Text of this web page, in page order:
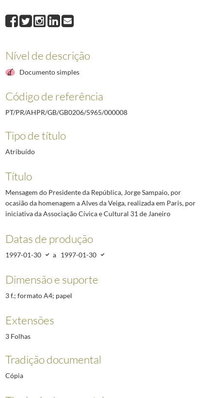
000009Mensagem do Presidente da República, Jorge Sampaio, por
000010Mensagem do Presidente da República, Jorge Sampaio, por ocasião
000012
Mensagem do Presidente da República, Jorge Sampaio, saudando
(...)
Nível de descrição
Documento simples
Código de referência
PT/PR/AHPR/GB/GB0206/5965/000008
Tipo de título
Atribuído
Título
Mensagem do Presidente da República, Jorge Sampaio, por
ocasião da homenagem a Alves da Veiga, realizada em Paris, por
iniciativa da Associação Cívica e Cultural 31 de Janeiro
Datas de produção
1997-01-30 a 1997-01-30
Dimensão e suporte
3 f.; formato A4; papel
Extensões
3 Folhas
Tradição documental
Cópia